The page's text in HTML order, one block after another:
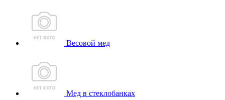
Весовой мед
Мед в стеклобанках